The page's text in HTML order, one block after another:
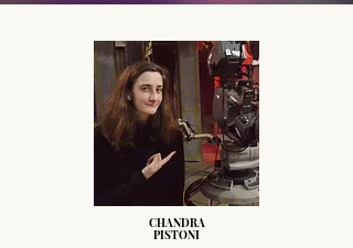
CHANDRA
PISTONI